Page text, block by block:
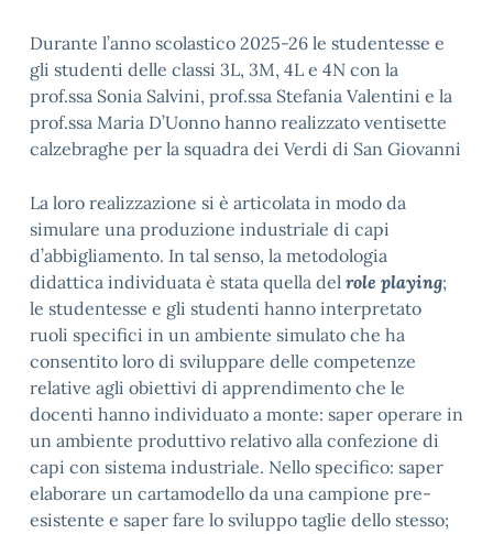
Durante l’anno scolastico 2025-26 le studentesse e
gli studenti delle classi 3L, 3M, 4L e 4N con la
prof.ssa Sonia Salvini, prof.ssa Stefania Valentini e la
prof.ssa Maria D’Uonno hanno realizzato ventisette
calzebraghe per la squadra dei Verdi di San Giovanni
La loro realizzazione si è articolata in modo da
simulare una produzione industriale di capi
d’abbigliamento. In tal senso, la metodologia
didattica individuata è stata quella del role playing;
le studentesse e gli studenti hanno interpretato
ruoli specifici in un ambiente simulato che ha
consentito loro di sviluppare delle competenze
relative agli obiettivi di apprendimento che le
docenti hanno individuato a monte: saper operare in
un ambiente produttivo relativo alla confezione di
capi con sistema industriale. Nello specifico: saper
elaborare un cartamodello da una campione pre-
esistente e saper fare lo sviluppo taglie dello stesso;